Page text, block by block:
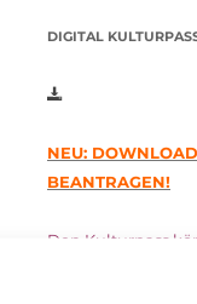
DIGITAL
NEU:
BEANTRAGEN!
Den Kulturpass